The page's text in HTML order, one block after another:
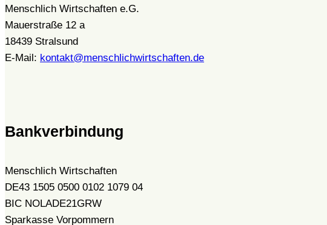
Menschlich Wirtschaften e.G.
Mauerstraße 12 a
18439 Stralsund
E-Mail: kontakt@menschlichwirtschaften.de
Bankverbindung
Menschlich Wirtschaften
DE43 1505 0500 0102 1079 04
BIC NOLADE21GRW
Sparkasse Vorpommern